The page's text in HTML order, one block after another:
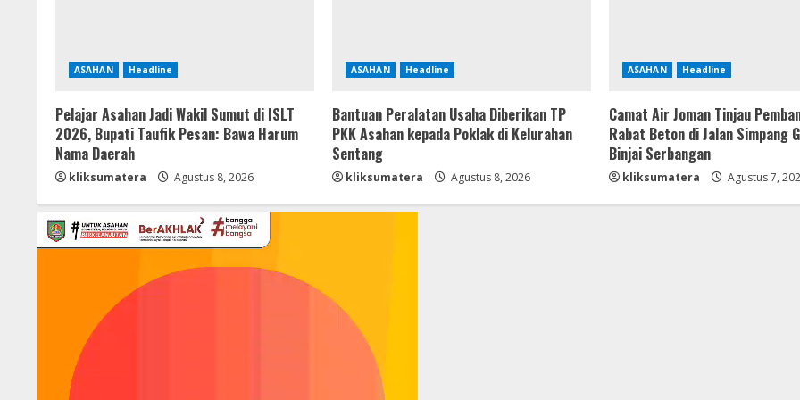
ASAHAN Headline
Pelajar Asahan Jadi Wakil Sumut di ISLT
2026, Bupati Taufik Pesan: Bawa Harum
Nama Daerah
kliksumatera Agustus 8, 2026
ASAHAN Headline
Bantuan Peralatan Usaha Diberikan TP
PKK Asahan kepada Poklak di Kelurahan
Sentang
kliksumatera Agustus 8, 2026
ASAHAN Headline
Camat Air Joman Tinjau
Rabat Beton di Jalan Simpang
Binjai Serbangan
kliksumatera Agustus 7,
Pemutar
Video